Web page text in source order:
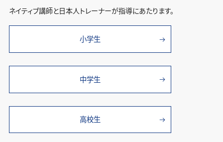
ネイティブ講師と日本人トレーナーが指導にあたります。
小学生
中学生
高校生